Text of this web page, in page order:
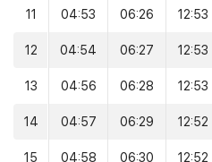
11 04:53 06:26 12:53
12 04:54 06:27 12:53
13 04:56 06:28 12:53
14 04:57 06:29 12:52
15 04:58 06:30 12:52